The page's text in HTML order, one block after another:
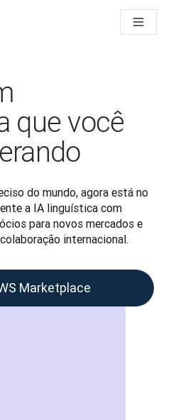
Novos fluxos de trabalho com
IA linguística empresarial. Em
de Qualidade de Tradução do
de voz em tempo real
voice demo with DeepL
que você
do mundo, agora está no
a IA linguística com
para novos mercados e
internacional.
Marketplace